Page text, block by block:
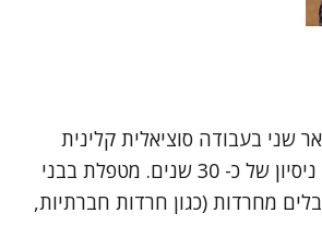
שני בעבודה סוציאלית קלינית
ופסיכותרפיסטית עם ניסיון של כ- 30 שנים. מטפלת בבני
מחרדות (כגון חרדות חברתיות,